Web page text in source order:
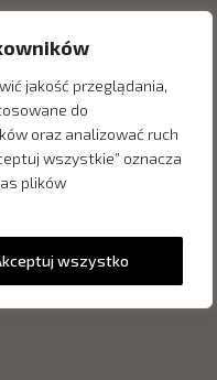
jakość przeglądania,
do
oraz analizować ruch
wszystkie” oznacza
plików
wszystko